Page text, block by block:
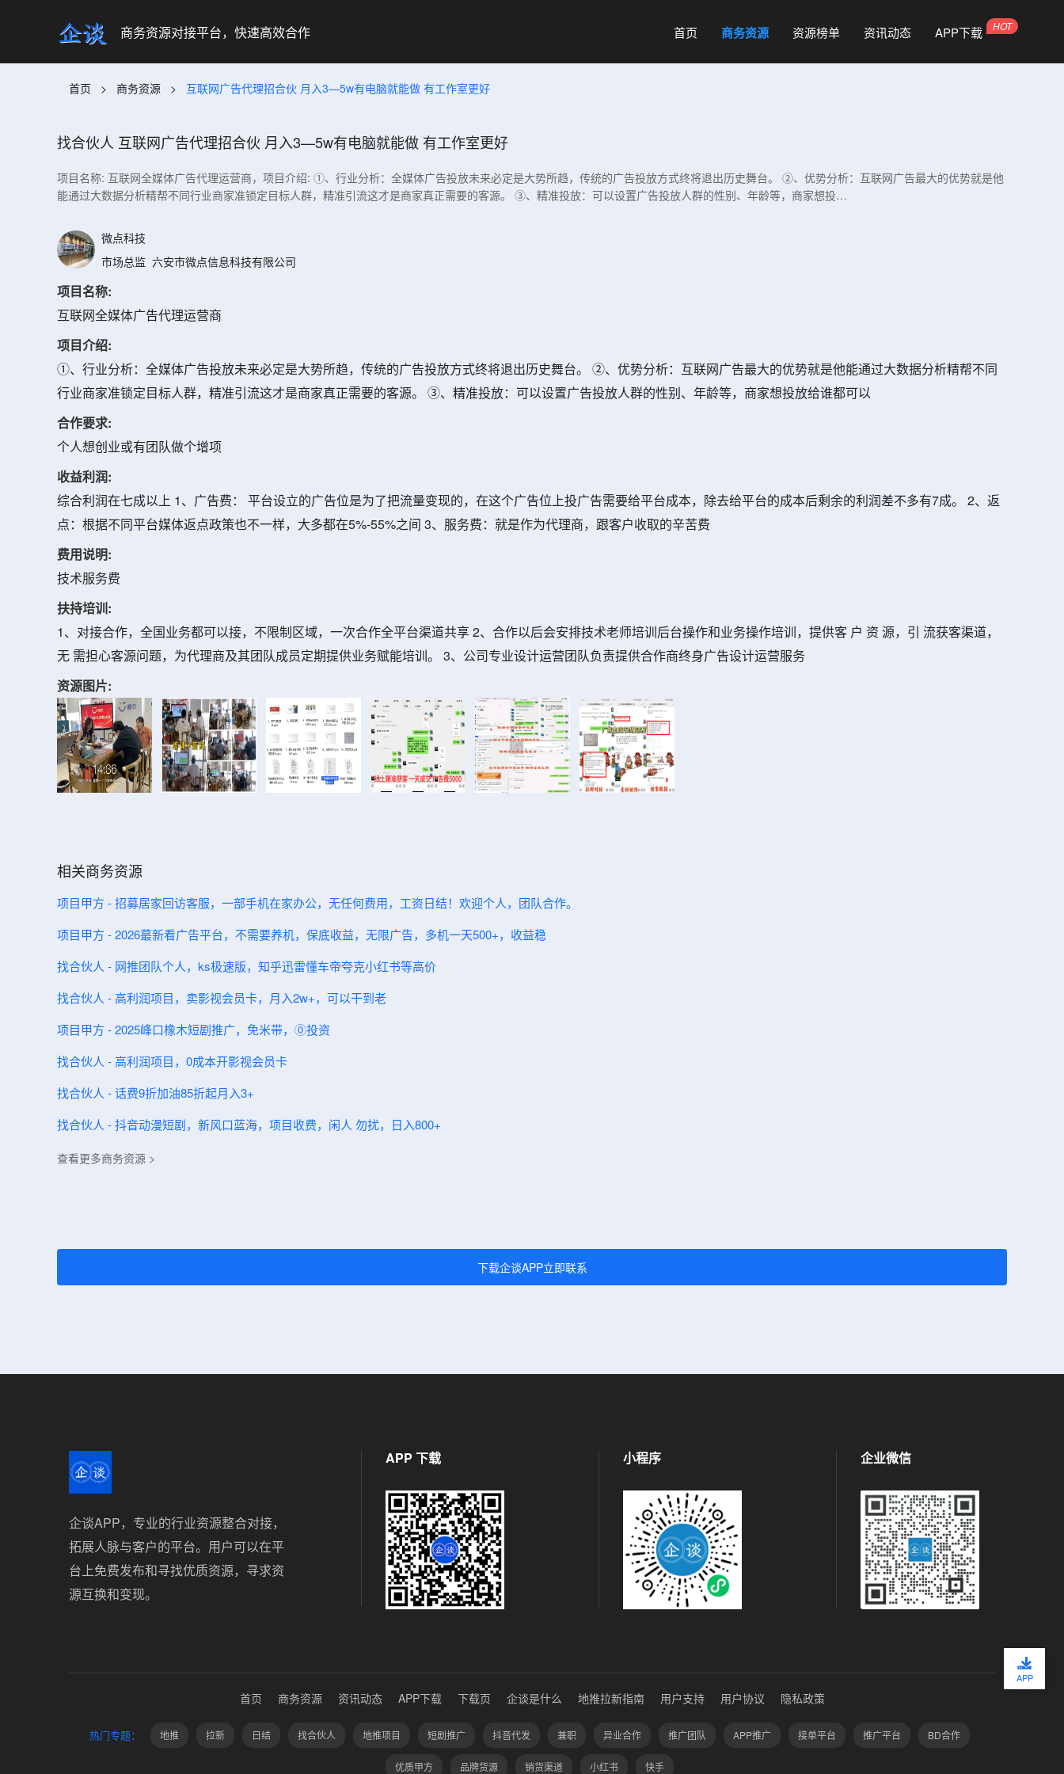
商务资源对接平台，快速高效合作 首页 商务资源 资源榜单 资讯动态 APP下载
首页 > 商务资源 > 互联网广告代理招合伙 月入3—5w有电脑就能做 有工作室更好
找合伙人 互联网广告代理招合伙 月入3—5w有电脑就能做 有工作室更好
项目名称: 互联网全媒体广告代理运营商，项目介绍: ①、行业分析：全媒体广告投放未来必定是大势所趋，传统的广告投放方式终将退出历史舞台。 ②、优势分析：互联网广告最大的优势就是他
能通过大数据分析精帮不同行业商家准锁定目标人群，精准引流这才是商家真正需要的客源。 ③、精准投放：可以设置广告投放人群的性别、年龄等，商家想投…
微点科技
市场总监 六安市微点信息科技有限公司
项目名称:
互联网全媒体广告代理运营商
项目介绍:
①、行业分析：全媒体广告投放未来必定是大势所趋，传统的广告投放方式终将退出历史舞台。 ②、优势分析：互联网广告最大的优势就是他能通过大数据分析精帮不同
行业商家准锁定目标人群，精准引流这才是商家真正需要的客源。 ③、精准投放：可以设置广告投放人群的性别、年龄等，商家想投放给谁都可以
合作要求:
个人想创业或有团队做个增项
收益利润:
综合利润在七成以上 1、广告费： 平台设立的广告位是为了把流量变现的，在这个广告位上投广告需要给平台成本，除去给平台的成本后剩余的利润差不多有7成。 2、返
点：根据不同平台媒体返点政策也不一样，大多都在5%-55%之间 3、服务费：就是作为代理商，跟客户收取的辛苦费
费用说明:
技术服务费
扶持培训:
1、对接合作，全国业务都可以接，不限制区域，一次合作全平台渠道共享 2、合作以后会安排技术老师培训后台操作和业务操作培训，提供客 户 资 源，引 流获客渠道，
无 需担心客源问题，为代理商及其团队成员定期提供业务赋能培训。 3、公司专业设计运营团队负责提供合作商终身广告设计运营服务
资源图片:
相关商务资源
项目甲方 - 招募居家回访客服，一部手机在家办公，无任何费用，工资日结！欢迎个人，团队合作。
项目甲方 - 2026蕞新看广告平台，不需要养机，保底收益，无限广告，多机一天500+，收益稳
找合伙人 - 网推团队个人，ks极速版，知乎迅雷懂车帝夸克小红书等高价
找合伙人 - 高利润项目，卖影视会员卡，月入2w+，可以干到老
项目甲方 - 2025峰口橡木短剧推广，免米带，⓪投资
找合伙人 - 高利润项目，0成本开影视会员卡
找合伙人 - 话费9折加油85折起月入3+
找合伙人 - 抖音动漫短剧，新风口蓝海，项目收费，闲人 勿扰，日入800+
查看更多商务资源 >
下载企谈APP立即联系
企谈APP，专业的行业资源整合对接，
拓展人脉与客户的平台。用户可以在平
台上免费发布和寻找优质资源，寻求资
源互换和变现。
APP 下载 小程序 企业微信
首页 商务资源 资讯动态 APP下载 下载页 企谈是什么 地推拉新指南 用户支持 用户协议 隐私政策
热门专题： 地推 拉新 日结 找合伙人 地推项目 短剧推广 抖音代发 兼职 异业合作 推广团队 APP推广 接单平台 推广平台 BD合作
优质甲方 品牌货源 销货渠道 小红书 快手
APP